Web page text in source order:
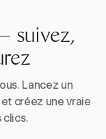
suivez,
Lancez un
créez une vraie